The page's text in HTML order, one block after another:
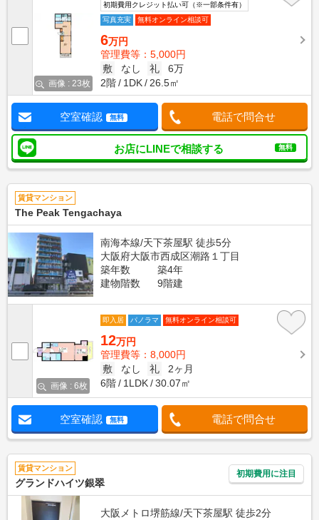
画像 : 23枚
初期費用クレジット払い可（※一部条件有）
写真充実
無料オンライン相談可
6万円
管理費等：5,000円
敷
なし 礼
6万
2階
1DK 26.5㎡
空室確認 無料 電話で問合せ
お店にLINEで相談する 無料
賃貸マンション
The Peak Tengachaya
南海本線/天下茶屋駅 徒歩5分
大阪府大阪市西成区潮路１丁目
築年数
築4年
建物階数
9階建
画像 : 6枚
即入居 パノラマ 無料オンライン相談可
12万円
管理費等：8,000円
敷
なし 礼
2ヶ月
6階
1LDK 30.07㎡
空室確認 無料 電話で問合せ
賃貸マンション
グランドハイツ銀翠
初期費用に注目
大阪メトロ堺筋線/天下茶屋駅 徒歩2分